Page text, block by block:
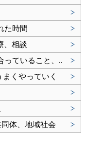
>
た時間
>
、相談
>
っていること、..
>
くやっていく
>
>
>
体、地域社会
>